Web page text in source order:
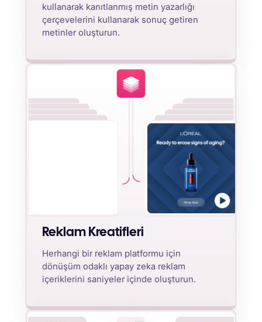
kullanarak kanıtlanmış metin yazarlığı
çerçevelerini kullanarak sonuç getiren
metinler oluşturun.
Reklam Kreatifleri
Herhangi bir reklam platformu için
dönüşüm odaklı yapay zeka reklam
içeriklerini saniyeler içinde oluşturun.